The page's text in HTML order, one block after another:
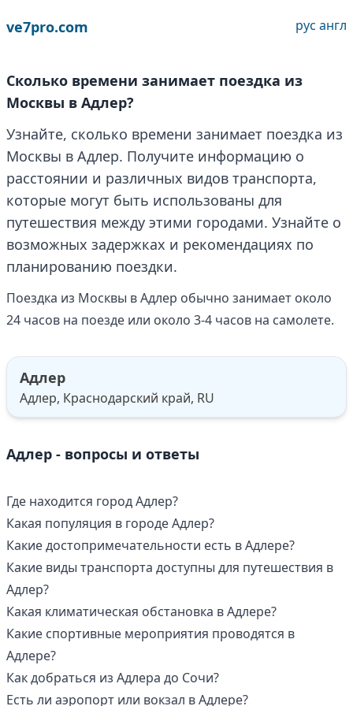
ve7pro.com рус англ
Сколько времени занимает поездка из
Москвы в Адлер?
Узнайте, сколько времени занимает поездка из
Москвы в Адлер. Получите информацию о
расстоянии и различных видов транспорта,
которые могут быть использованы для
путешествия между этими городами. Узнайте о
возможных задержках и рекомендациях по
планированию поездки.
Поездка из Москвы в Адлер обычно занимает около
24 часов на поезде или около 3-4 часов на самолете.
Адлер
Адлер, Краснодарский край, RU
Адлер - вопросы и ответы
Где находится город Адлер?
Какая популяция в городе Адлер?
Какие достопримечательности есть в Адлере?
Какие виды транспорта доступны для путешествия в
Адлер?
Какая климатическая обстановка в Адлере?
Какие спортивные мероприятия проводятся в
Адлере?
Как добраться из Адлера до Сочи?
Есть ли аэропорт или вокзал в Адлере?